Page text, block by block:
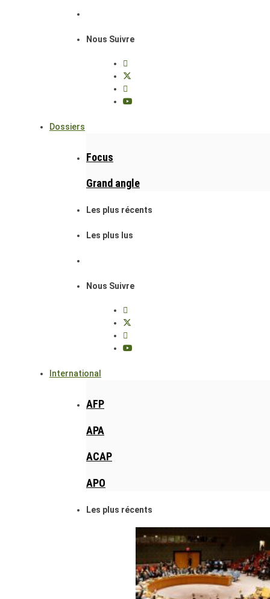
Nous Suivre
Dossiers
Focus
Grand angle
Les plus récents
Les plus lus
Nous Suivre
International
AFP
APA
ACAP
APO
Les plus récents